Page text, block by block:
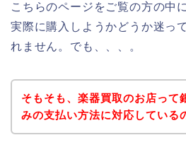
こちらのページをご覧の方の中
実際に購入しようかどうか迷っ
れません。でも、、、。
そもそも、楽器買取のお店って
みの支払い方法に対応している